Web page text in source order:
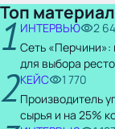
Топ
1 ИНТЕРВЬЮ
2
Сеть «Перчини»:
для выбора
2КЕЙС
1 770
Производитель
сырья и на 25%